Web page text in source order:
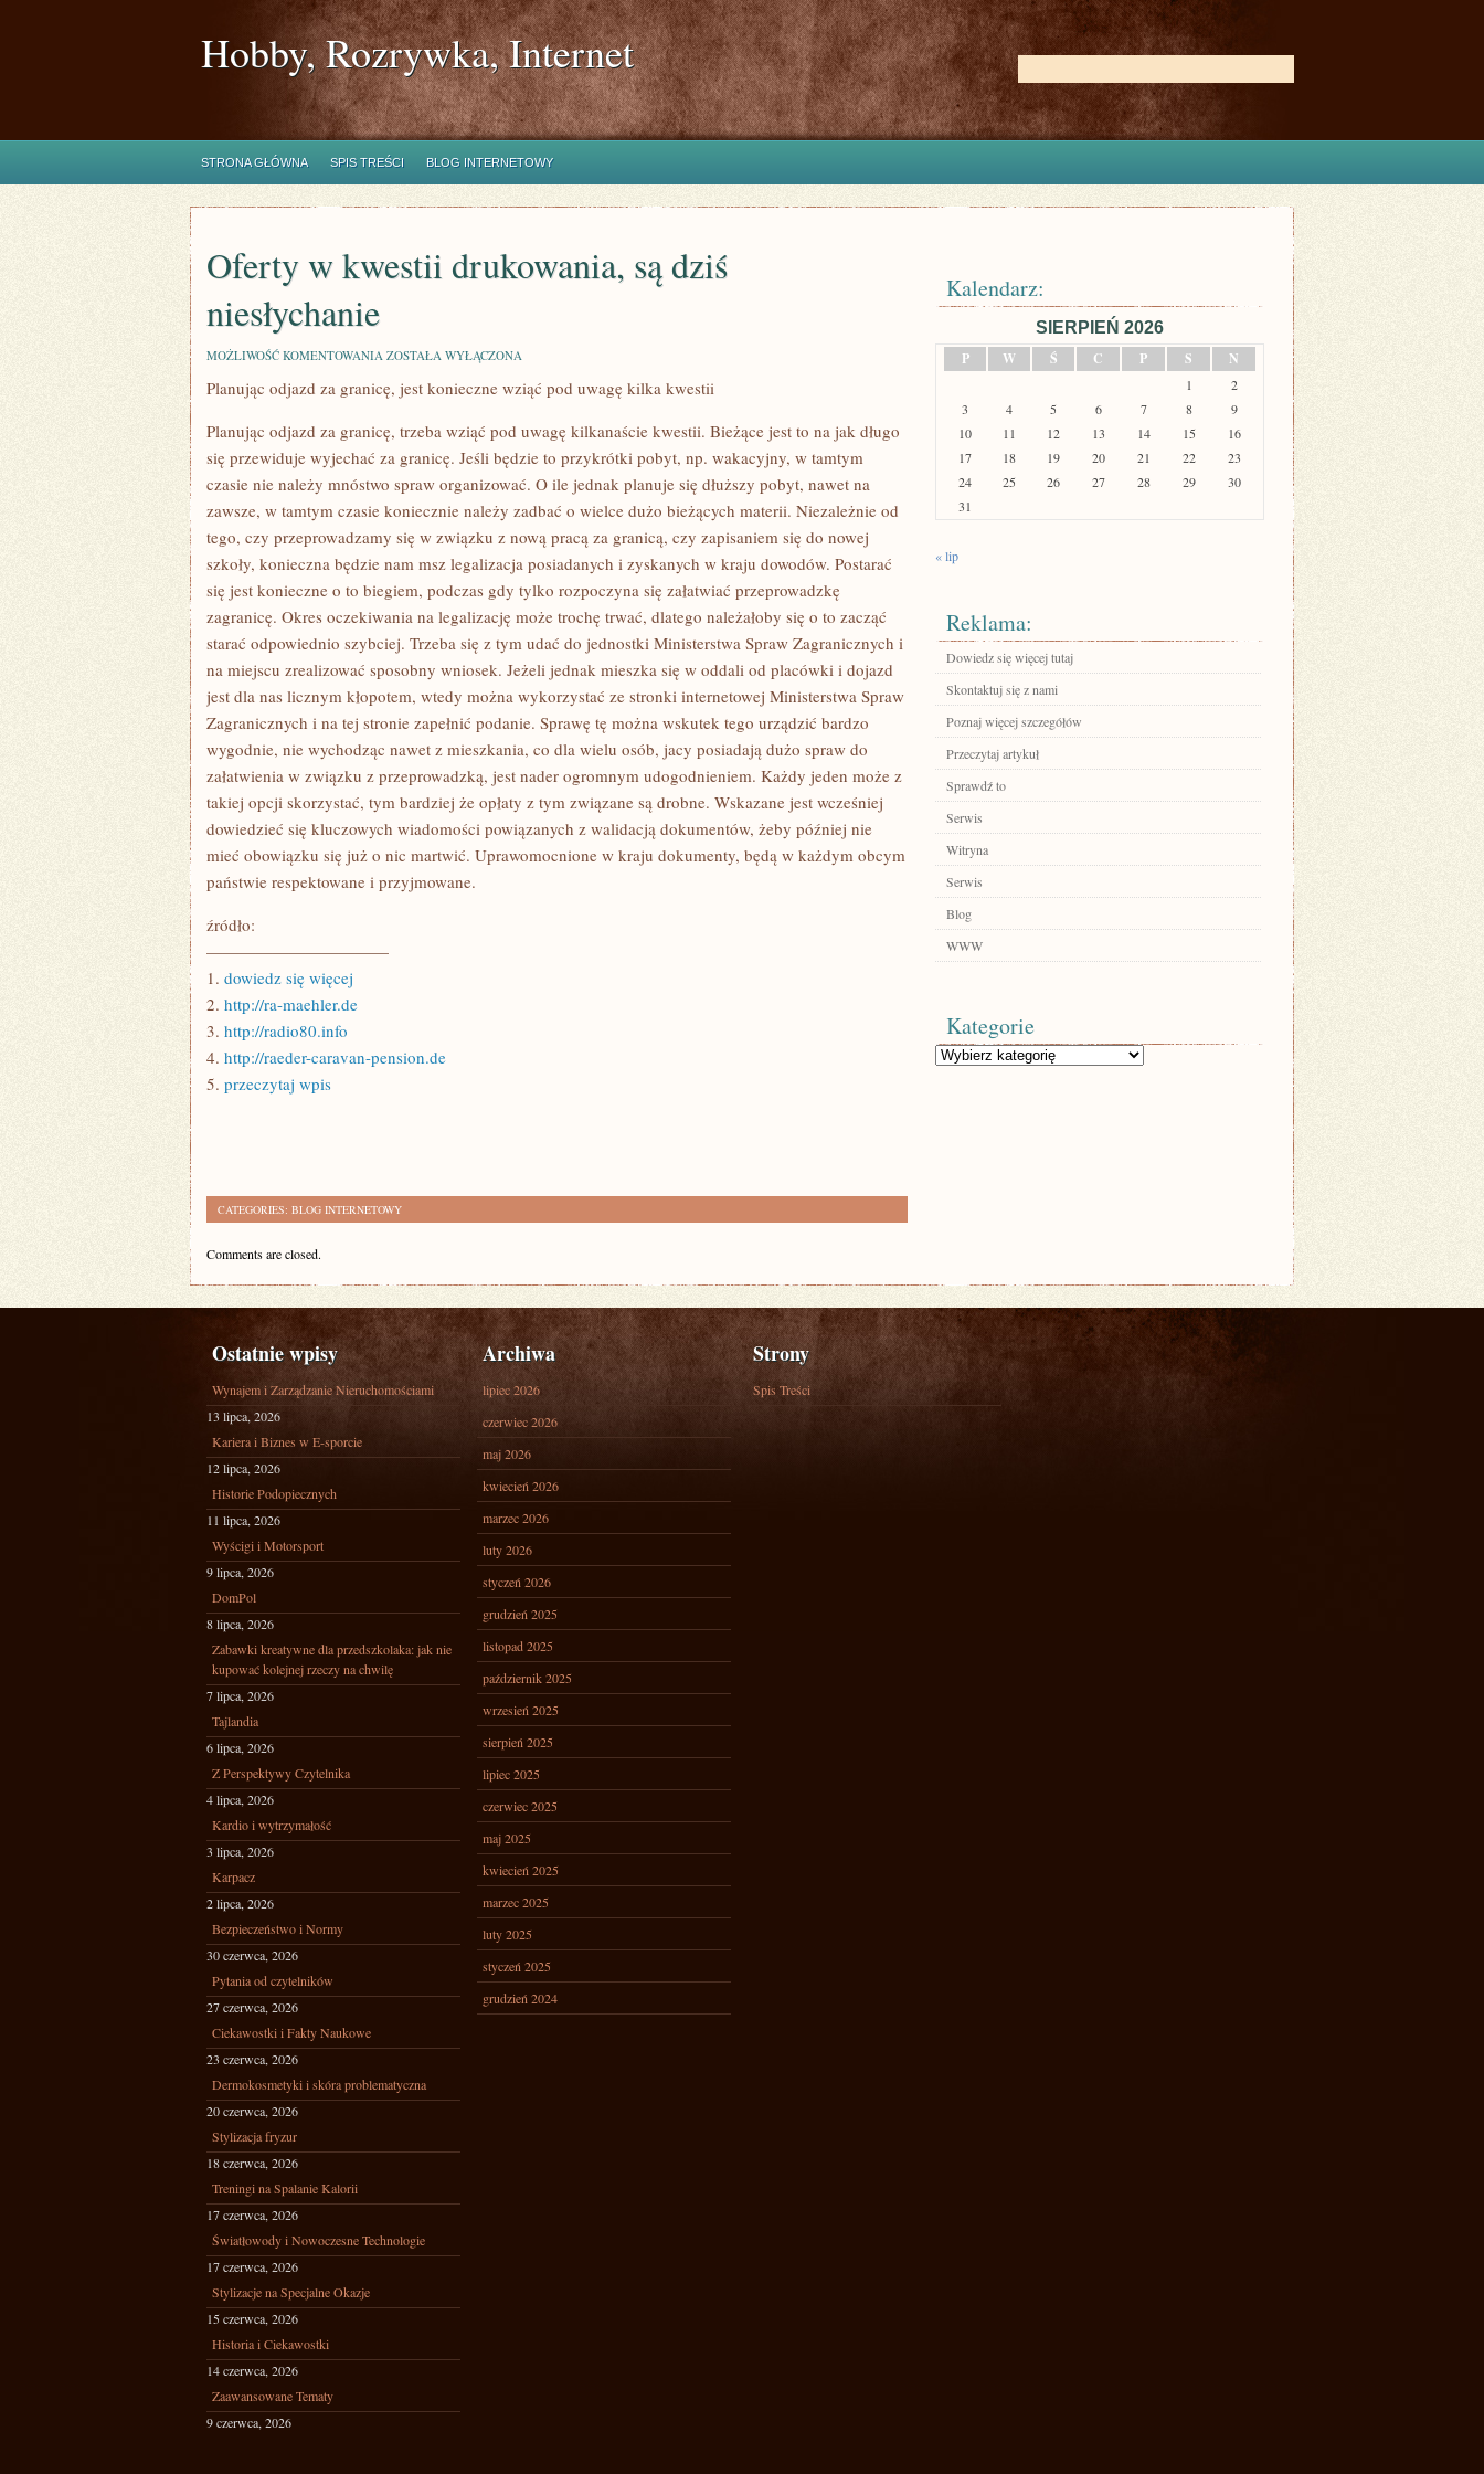
Hobby, Rozrywka, Internet
STRONA GŁÓWNA SPIS TREŚCI BLOG INTERNETOWY
Oferty w kwestii drukowania, są dziś
niesłychanie
MOŻLIWOŚĆ KOMENTOWANIA OFERTY
KWESTII
DRUKOWANIA,
DZIŚ
NIESŁYCHANIE
ZOSTAŁA WYŁĄCZONA
Planując odjazd za granicę, jest konieczne wziąć pod uwagę kilka kwestii
Planując odjazd za granicę, trzeba wziąć pod uwagę kilkanaście kwestii. Bieżące jest to na jak długo
się przewiduje wyjechać za granicę. Jeśli będzie to przykrótki pobyt, np. wakacyjny, w tamtym
czasie nie należy mnóstwo spraw organizować. O ile jednak planuje się dłuższy pobyt, nawet na
zawsze, w tamtym czasie koniecznie należy zadbać o wielce dużo bieżących materii. Niezależnie od
tego, czy przeprowadzamy się w związku z nową pracą za granicą, czy zapisaniem się do nowej
szkoły, konieczna będzie nam msz legalizacja posiadanych i zyskanych w kraju dowodów. Postarać
się jest konieczne o to biegiem, podczas gdy tylko rozpoczyna się załatwiać przeprowadzkę
zagranicę. Okres oczekiwania na legalizację może trochę trwać, dlatego należałoby się o to zacząć
starać odpowiednio szybciej. Trzeba się z tym udać do jednostki Ministerstwa Spraw Zagranicznych i
na miejscu zrealizować sposobny wniosek. Jeżeli jednak mieszka się w oddali od placówki i dojazd
jest dla nas licznym kłopotem, wtedy można wykorzystać ze stronki internetowej Ministerstwa Spraw
Zagranicznych i na tej stronie zapełnić podanie. Sprawę tę można wskutek tego urządzić bardzo
wygodnie, nie wychodząc nawet z mieszkania, co dla wielu osób, jacy posiadają dużo spraw do
załatwienia w związku z przeprowadzką, jest nader ogromnym udogodnieniem. Każdy jeden może z
takiej opcji skorzystać, tym bardziej że opłaty z tym związane są drobne. Wskazane jest wcześniej
dowiedzieć się kluczowych wiadomości powiązanych z walidacją dokumentów, żeby później nie
mieć obowiązku się już o nic martwić. Uprawomocnione w kraju dokumenty, będą w każdym obcym
państwie respektowane i przyjmowane.
źródło:
———————————
1. dowiedz się więcej
2. http://ra-maehler.de
3. http://radio80.info
4. http://raeder-caravan-pension.de
5. przeczytaj wpis
CATEGORIES: BLOG INTERNETOWY
Comments are closed.
Kalendarz:
SIERPIEŃ 2026
P
W Ś C P S N
1
2
3
4 5 6 7 8
9
10
11 12 13 14 15
16
17
18 19 20 21 22
23
24
25 26 27 28 29
30
31
« lip
Reklama:
Dowiedz się więcej tutaj
Skontaktuj się z nami
Poznaj więcej szczegółów
Przeczytaj artykuł
Sprawdź to
Serwis
Witryna
Serwis
Blog
WWW
Kategorie
Kategorie
Ostatnie wpisy
Wynajem i Zarządzanie Nieruchomościami
13 lipca, 2026
Kariera i Biznes w E-sporcie
12 lipca, 2026
Historie Podopiecznych
11 lipca, 2026
Wyścigi i Motorsport
9 lipca, 2026
DomPol
8 lipca, 2026
Zabawki kreatywne dla przedszkolaka: jak nie
kupować kolejnej rzeczy na chwilę
7 lipca, 2026
Tajlandia
6 lipca, 2026
Z Perspektywy Czytelnika
4 lipca, 2026
Kardio i wytrzymałość
3 lipca, 2026
Karpacz
2 lipca, 2026
Bezpieczeństwo i Normy
30 czerwca, 2026
Pytania od czytelników
27 czerwca, 2026
Ciekawostki i Fakty Naukowe
23 czerwca, 2026
Dermokosmetyki i skóra problematyczna
20 czerwca, 2026
Stylizacja fryzur
18 czerwca, 2026
Treningi na Spalanie Kalorii
17 czerwca, 2026
Światłowody i Nowoczesne Technologie
17 czerwca, 2026
Stylizacje na Specjalne Okazje
15 czerwca, 2026
Historia i Ciekawostki
14 czerwca, 2026
Zaawansowane Tematy
9 czerwca, 2026
Archiwa
lipiec 2026
czerwiec 2026
maj 2026
kwiecień 2026
marzec 2026
luty 2026
styczeń 2026
grudzień 2025
listopad 2025
październik 2025
wrzesień 2025
sierpień 2025
lipiec 2025
czerwiec 2025
maj 2025
kwiecień 2025
marzec 2025
luty 2025
styczeń 2025
grudzień 2024
Strony
Spis Treści